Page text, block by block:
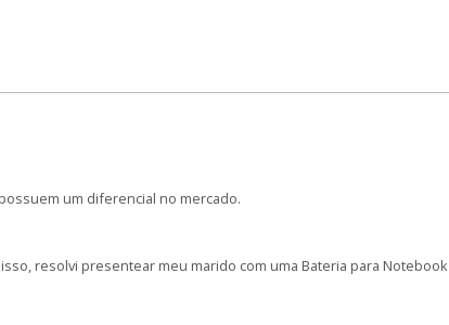
um diferencial no mercado.
resolvi presentear meu marido com uma Bateria para Notebook